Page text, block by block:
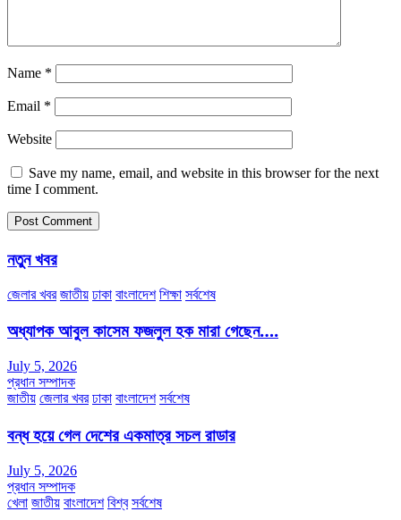
Name *
Email *
Website
Save my name, email, and website in this browser for the next
time I comment.
নতুন খবর
জেলার খবর জাতীয় ঢাকা বাংলাদেশ শিক্ষা সর্বশেষ
অধ্যাপক আবুল কাসেম ফজলুল হক মারা গেছেন….
July 5, 2026
প্রধান সম্পাদক
জাতীয় জেলার খবর ঢাকা বাংলাদেশ সর্বশেষ
বন্ধ হয়ে গেল দেশের একমাত্র সচল রাডার
July 5, 2026
প্রধান সম্পাদক
খেলা জাতীয় বাংলাদেশ বিশ্ব সর্বশেষ